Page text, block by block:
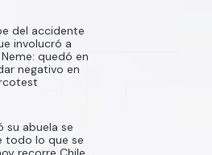
del accidente
involucró a
quedó en
negativo en
su abuela se
todo lo que se